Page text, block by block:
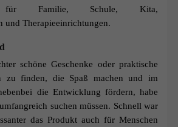
für Familie, Schule, Kita,
und Therapieeinrichtungen.
schöne Geschenke oder praktische
zu finden, die Spaß machen und im
die Entwicklung fördern, habe
suchen müssen. Schnell war
das Produkt auch für Menschen